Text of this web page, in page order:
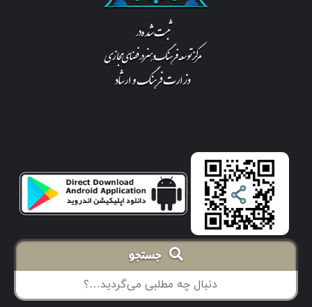
جستجو